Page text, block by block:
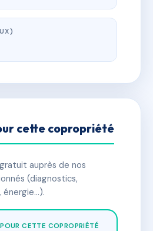
cette copropriété
auprès de nos
(diagnostics,
énergie…).
CETTE COPROPRIÉTÉ